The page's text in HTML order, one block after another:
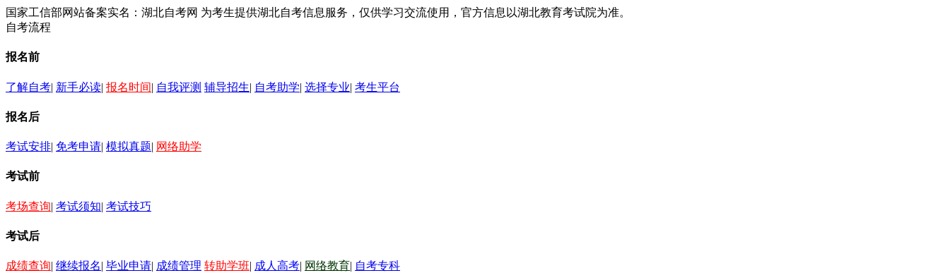
国家工信部网站备案实名：湖北自考网 为考生提供湖北自考信息服务，仅供学习交流使用，官方信息以湖北教育考试院为准。
自考流程
报名前
了解自考| 新手必读| 报名时间| 自我评测 辅导招生| 自考助学| 选择专业| 考生平台
报名后
考试安排| 免考申请| 模拟真题| 网络助学
考试前
考场查询| 考试须知| 考试技巧
考试后
成绩查询| 继续报名| 毕业申请| 成绩管理 转助学班| 成人高考| 网络教育| 自考专科